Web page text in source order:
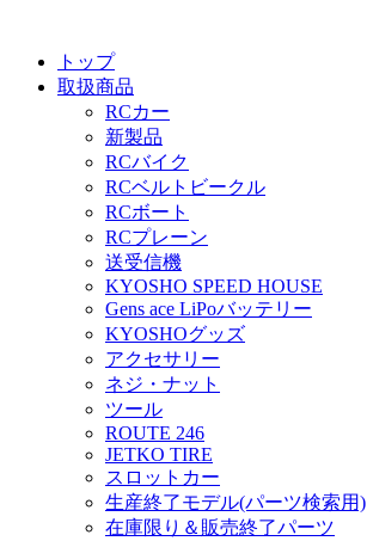
トップ
取扱商品
RCカー
新製品
RCバイク
RCベルトビークル
RCボート
RCプレーン
送受信機
KYOSHO SPEED HOUSE
Gens ace LiPoバッテリー
KYOSHOグッズ
アクセサリー
ネジ・ナット
ツール
ROUTE 246
JETKO TIRE
スロットカー
生産終了モデル(パーツ検索用)
在庫限り＆販売終了パーツ